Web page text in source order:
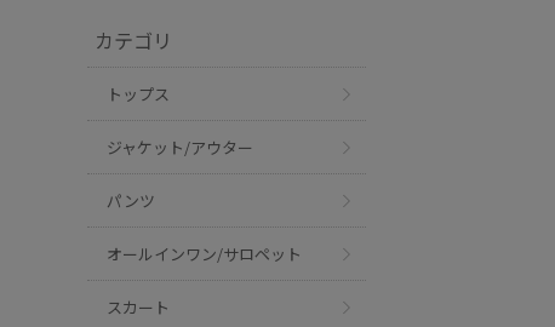
カテゴリ
トップス
ジャケット/アウター
パンツ
オールインワン/サロペット
スカート